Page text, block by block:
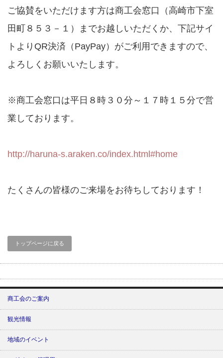
ご協賛をいただけます方は商工会窓口（高崎市下室
田町８５３－１）までお越しいただくか、下記サイ
トよりQR決済（PayPay）がご利用できますので、
よろしくお願いいたします。
※商工会窓口は平日８時３０分～１７時１５分で営
業しております。
http://haruna-s.araken.co/index.html#home
たくさんの皆様のご来場をお待ちしております！
トップページに戻る
商工会のご案内
観光情報
地域のイベント